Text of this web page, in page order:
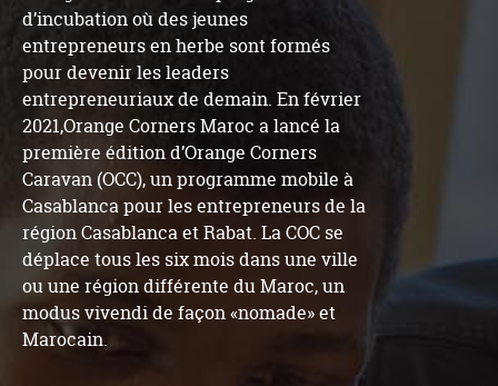
d’incubation où des jeunes
entrepreneurs en herbe sont formés
pour devenir les leaders
entrepreneuriaux de demain. En février
2021,Orange Corners Maroc a lancé la
première édition d’Orange Corners
Caravan (OCC), un programme mobile à
Casablanca pour les entrepreneurs de la
région Casablanca et Rabat. La COC se
déplace tous les six mois dans une ville
ou une région différente du Maroc, un
modus vivendi de façon «nomade» et
Marocain.